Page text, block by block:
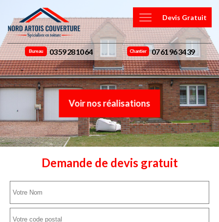
Devis Gratuit
Bureau 03 59 28 10 64 Chantier 07 61 96 34 39
Voir nos réalisations
Demande de devis gratuit